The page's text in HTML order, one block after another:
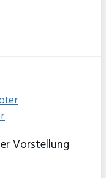
Vorstellung